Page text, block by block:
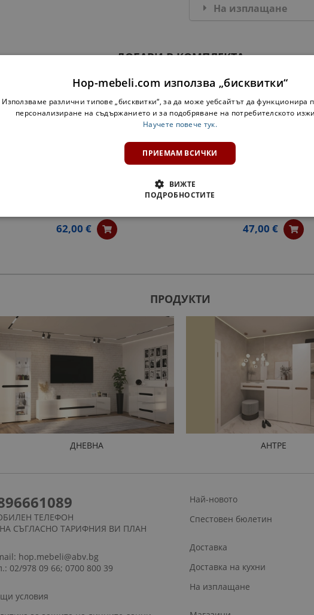
На изплащане
ДОБАВИ В КОМПЛЕКТА
ОТВОРЕН ШКАФ ЗА БУТИЛКИ ОЛЯ
62,00 € 47,00 €
ПРОДУКТИ
ДНЕВНА АНТРЕ
ТЕЛЕФОН
СЪГЛАСНО ТАРИФНИЯ ВИ ПЛАН
hop.mebeli@abv.bg
02/978 09 66; 0700 800 39
условия
Най-новото
Спестовен бюлетин
Доставка
Доставка на кухни
На изплащане
Hop-mebeli.com използва „бисквитки“
Използваме различни типове „бисквитки“, за да може уебсайтът да функционира
персонализиране на съдържанието и за подобряване на потребителското
Научете повече тук.
ПРИЕМАМ ВСИЧКИ
ВИЖТЕ
ПОДРОБНОСТИТЕ